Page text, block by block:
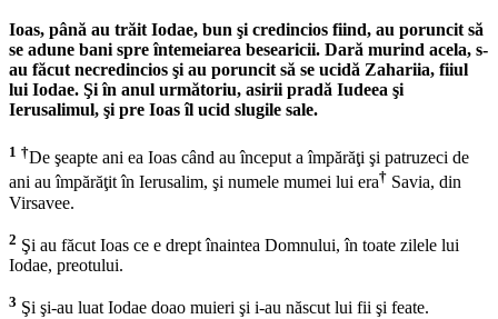
Ioas, până au trăit Iodae, bun şi credincios fiind, au poruncit să
se adune bani spre întemeiarea besearicii. Dară murind acela, s-
au făcut necredincios şi au poruncit să se ucidă Zahariia, fiiul
lui Iodae. Şi în anul următoriu, asirii pradă Iudeea şi
Ierusalimul, şi pre Ioas îl ucid slugile sale.
1 †De şeapte ani ea Ioas când au început a împărăţi şi patruzeci de
ani au împărăţit în Ierusalim, şi numele mumei lui era† Savia, din
Virsavee.
2 Şi au făcut Ioas ce e drept înaintea Domnului, în toate zilele lui
Iodae, preotului.
3 Şi şi-au luat Iodae doao muieri şi i-au născut lui fii şi feate.